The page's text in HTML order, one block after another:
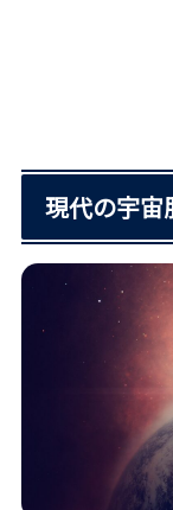
現代の宇宙